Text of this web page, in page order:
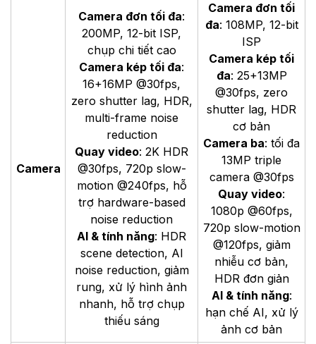
Camera
Camera đơn tối đa:
200MP, 12-bit ISP,
chụp chi tiết cao
Camera kép tối đa:
16+16MP @30fps,
zero shutter lag, HDR,
multi-frame noise
reduction
Quay video: 2K HDR
@30fps, 720p slow-
motion @240fps, hỗ
trợ hardware-based
noise reduction
AI & tính năng: HDR
scene detection, AI
noise reduction, giảm
rung, xử lý hình ảnh
nhanh, hỗ trợ chụp
thiếu sáng
Camera đơn tối
đa: 108MP, 12-bit
ISP
Camera kép tối
đa: 25+13MP
@30fps, zero
shutter lag, HDR
cơ bản
Camera ba: tối đa
13MP triple
camera @30fps
Quay video:
1080p @60fps,
720p slow-motion
@120fps, giảm
nhiễu cơ bản,
HDR đơn giản
AI & tính năng:
hạn chế AI, xử lý
ảnh cơ bản